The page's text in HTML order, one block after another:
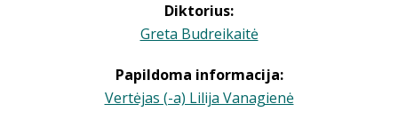
Diktorius:
Greta Budreikaitė
Papildoma informacija:
Vertėjas (-a) Lilija Vanagienė